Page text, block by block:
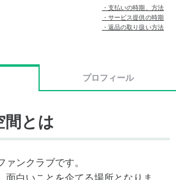
・支払いの時期、方法
・サービス提供の時期
・返品の取り扱い方法
プロフィール
間とは
ンクラブです。
面白いことを企てる場所となりま